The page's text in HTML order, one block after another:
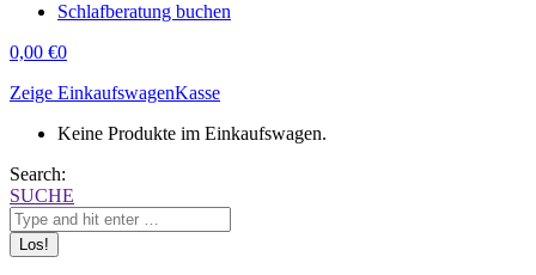
Schlafberatung buchen
0,00 €0
Zeige EinkaufswagenKasse
Keine Produkte im Einkaufswagen.
Search:
SUCHE